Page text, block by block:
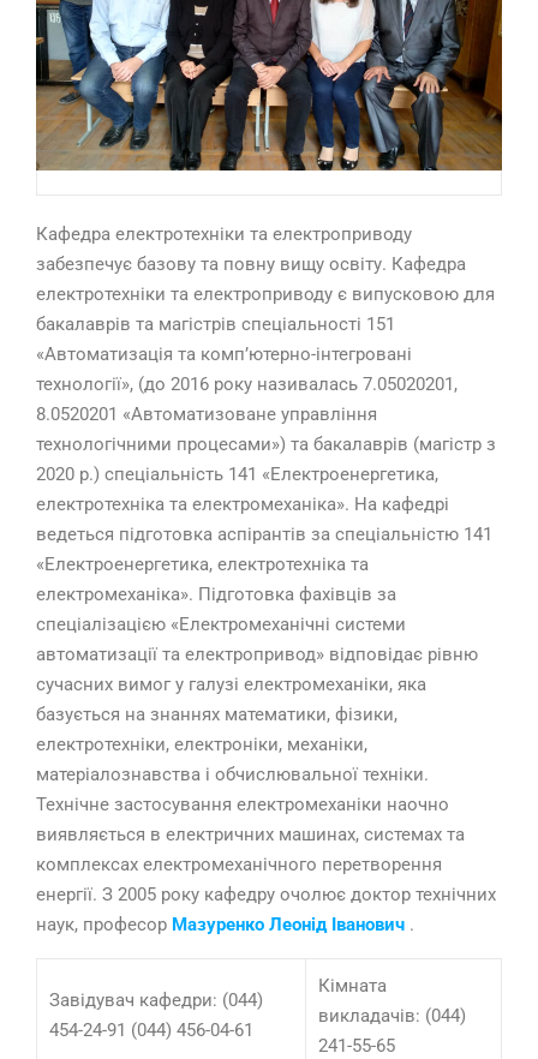
Кафедра електротехніки та електроприводу
забезпечує базову та повну вищу освіту. Кафедра
електротехніки та електроприводу є випусковою для
бакалаврів та магістрів спеціальності 151
«Автоматизація та комп’ютерно-інтегровані
технології», (до 2016 року називалась 7.05020201,
8.0520201 «Автоматизоване управління
технологічними процесами») та бакалаврів (магістр з
2020 р.) спеціальність 141 «Електроенергетика,
електротехніка та електромеханіка». На кафедрі
ведеться підготовка аспірантів за спеціальністю 141
«Електроенергетика, електротехніка та
електромеханіка». Підготовка фахівців за
спеціалізацією «Електромеханічні системи
автоматизації та електропривод» відповідає рівню
сучасних вимог у галузі електромеханіки, яка
базується на знаннях математики, фізики,
електротехніки, електроніки, механіки,
матеріалознавства і обчислювальної техніки.
Технічне застосування електромеханіки наочно
виявляється в електричних машинах, системах та
комплексах електромеханічного перетворення
енергії. З 2005 року кафедру очолює доктор технічних
наук, професор Мазуренко Леонід Іванович .
Завідувач кафедри: (044)
454-24-91 (044) 456-04-61
Кімната
викладачів: (044)
241-55-65